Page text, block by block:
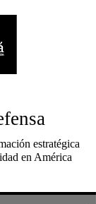
estratégica
en América